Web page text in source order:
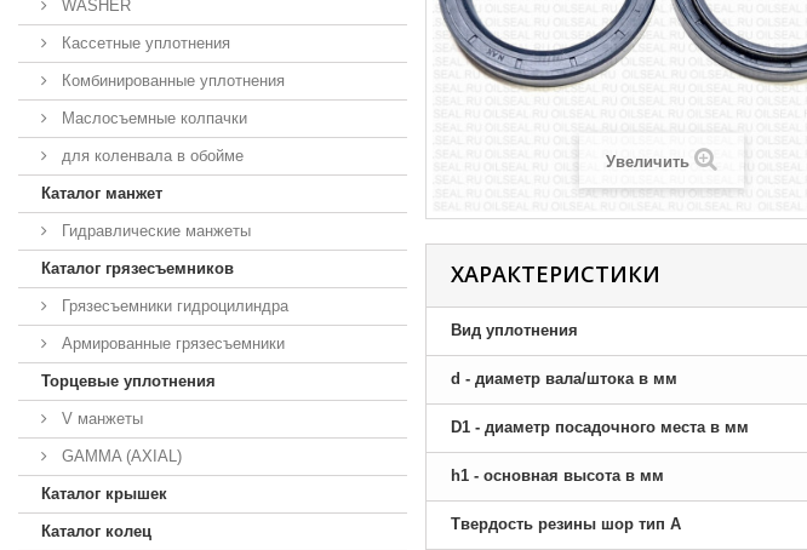
WASHER
Кассетные уплотнения
Комбинированные уплотнения
Маслосъемные колпачки
для коленвала в обойме
Каталог манжет
Гидравлические манжеты
Каталог грязесъемников
Грязесъемники гидроцилиндра
Армированные грязесъемники
Торцевые уплотнения
V манжеты
GAMMA (AXIAL)
Каталог крышек
Каталог колец
Увеличить
ХАРАКТЕРИСТИКИ
Вид уплотнения
d - диаметр вала/штока в мм
D1 - диаметр посадочного места в мм
h1 - основная высота в мм
Твердость резины шор тип A